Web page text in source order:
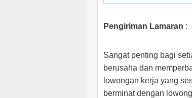
Pengiriman Lamaran :
Sangat penting bagi
berusaha dan
lowongan kerja yang
berminat dengan